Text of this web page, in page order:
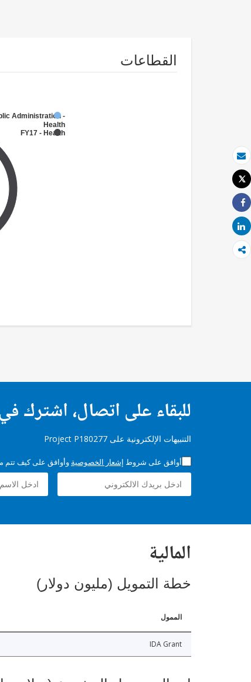
بريد الكتروني
طباعة
Tweet
Share
Share
القطاعات
Administration -
Health
FY17 - Health
للبقاء على اتصال، اشترك
التنبيهات الإلكترونية على Project P180277
أوافق على شروط إشعار الخصوصية وأوافق على كيف تتم
المالية
خطة التمويل (مليون دولار)
الممول
IDA Grant